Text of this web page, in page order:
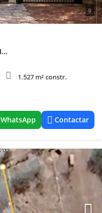
0
TERRENO EN VENTA - CORONEL MOLDES - MIRADOR SOL Y LUNA
1.527 m² constr.
WhatsApp Contactar